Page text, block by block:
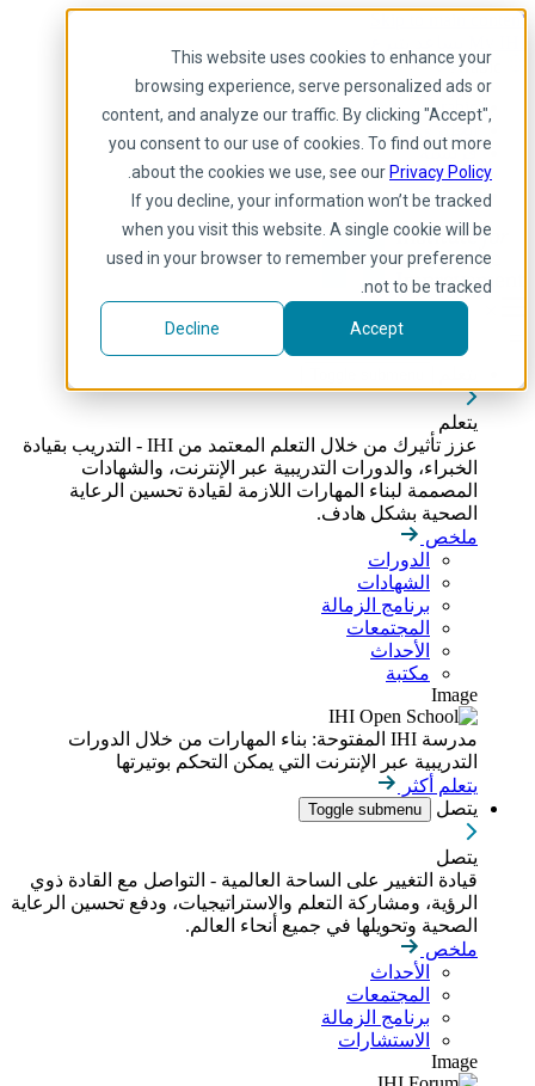
This website uses cookies to enhance your
browsing experience, serve personalized ads or
content, and analyze our traffic. By clicking "Accept",
you consent to our use of cookies. To find out more
about the cookies we use, see our Privacy Policy
If you decline, your information won’t be tracked
when you visit this website. A single cookie will be
used in your browser to remember your preference
not to be tracked.
Accept
Decline
Skip to main content
Arabic
Arabic
إنجليزي
فرنسية
Portuguese
Spanish
يتعلم
عزز تأثيرك من خلال التعلم المعتمد من IHI - التدريب بقيادة
الخبراء، والدورات التدريبية عبر الإنترنت، والشهادات
المصممة لبناء المهارات اللازمة لقيادة تحسين الرعاية
الصحية بشكل هادف.
ملخص
الدورات
الشهادات
برنامج الزمالة
المجتمعات
الأحداث
مكتبة
Image
مدرسة IHI المفتوحة: بناء المهارات من خلال الدورات
التدريبية عبر الإنترنت التي يمكن التحكم بوتيرتها
يتعلم أكثر
يتصل
Toggle submenu
يتصل
قيادة التغيير على الساحة العالمية - التواصل مع القادة ذوي
الرؤية، ومشاركة التعلم والاستراتيجيات، ودفع تحسين الرعاية
الصحية وتحويلها في جميع أنحاء العالم.
ملخص
الأحداث
المجتمعات
برنامج الزمالة
الاستشارات
Image